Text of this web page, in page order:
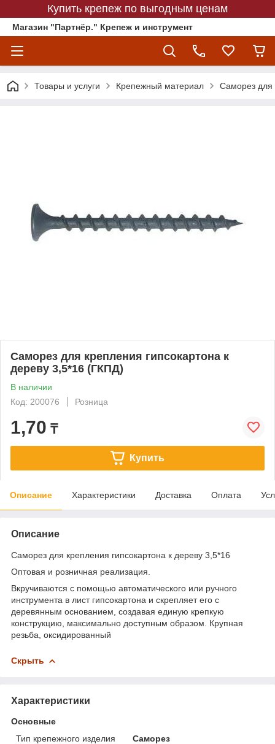
Купить крепеж по выгодным ценам
Магазин "Партнёр." Крепеж и инструмент
Товары и услуги Крепежный материал Саморез для
Саморез для крепления гипсокартона к
дереву 3,5*16 (ГКПД)
В наличии
Код: 200076
Розница
1,70 ₸
Купить
Описание Характеристики Доставка Оплата
Описание
Саморез для крепления гипсокартона к дереву 3,5*16
Оптовая и розничная реализация.
Вкручиваются с помощью автоматического или ручного
инструмента в лист гипсокартона и скрепляет его с
деревянным основанием, создавая единую крепкую
конструкцию, максимально доступным образом. Крупная
резьба, оксидированный
Скрыть
Характеристики
Основные
Тип крепежного изделия
Саморез